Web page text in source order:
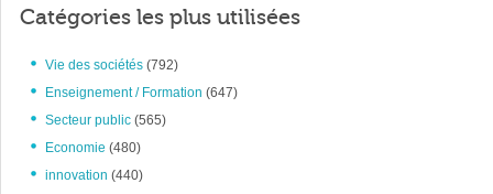
Catégories les plus utilisées
Vie des sociétés (792)
Enseignement / Formation (647)
Secteur public (565)
Economie (480)
innovation (440)